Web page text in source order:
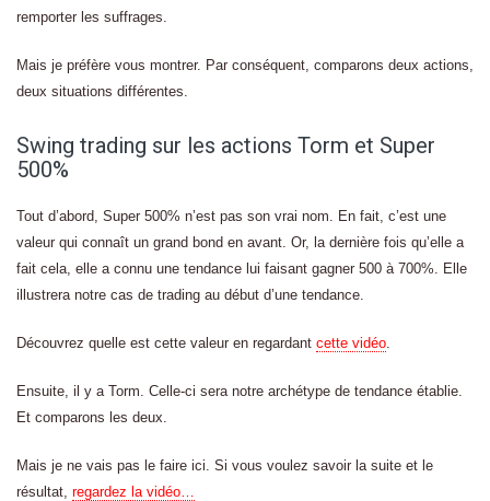
remporter les suffrages.
Mais je préfère vous montrer. Par conséquent, comparons deux actions,
deux situations différentes.
Swing trading sur les actions Torm et Super
500%
Tout d’abord, Super 500% n’est pas son vrai nom. En fait, c’est une
valeur qui connaît un grand bond en avant. Or, la dernière fois qu’elle a
fait cela, elle a connu une tendance lui faisant gagner 500 à 700%. Elle
illustrera notre cas de trading au début d’une tendance.
Découvrez quelle est cette valeur en regardant cette vidéo.
Ensuite, il y a Torm. Celle-ci sera notre archétype de tendance établie.
Et comparons les deux.
Mais je ne vais pas le faire ici. Si vous voulez savoir la suite et le
résultat, regardez la vidéo…